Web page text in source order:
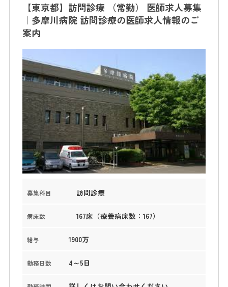
【東京都】訪問診療 （常勤） 医師求人募集
｜多摩川病院 訪問診療の医師求人情報のご
案内
募集科目 訪問診療
病床数 167床（療養病床数：167）
給与 1900万
勤務日数 4～5日